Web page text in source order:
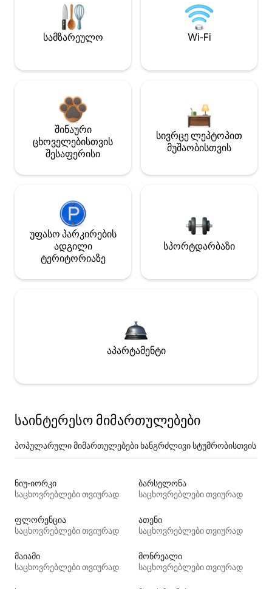
სამზარეულო Wi-Fi
შინაური
ცხოველებისთვის
შესაფერისი
სივრცე ლეპტოპით
მუშაობისთვის
უფასო პარკირების
ადგილი
ტერიტორიაზე
სპორტდარბაზი
აპარტამენტი
საინტერესო მიმართულებები
პოპულარული მიმართულებები ხანგრძლივი სტუმრობისთვის
ნიუ-იორკი
საცხოვრებლები თვიურად
ბარსელონა
საცხოვრებლები თვიურად
ფლორენცია
საცხოვრებლები თვიურად
ათენი
საცხოვრებლები თვიურად
მაიამი
საცხოვრებლები თვიურად
მონრეალი
საცხოვრებლები თვიურად